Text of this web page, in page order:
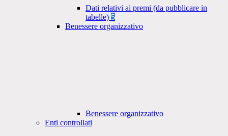
Dati relativi ai premi (da pubblicare in
tabelle) 5
Benessere organizzativo
Benessere organizzativo
Enti controllati